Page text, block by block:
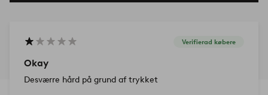
Verifierad købere
Okay
Desværre hård på grund af trykket